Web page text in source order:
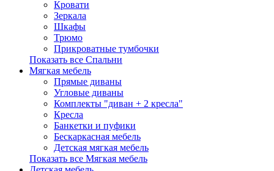
Кровати
Зеркала
Шкафы
Трюмо
Прикроватные тумбочки
Показать все Спальни
Мягкая мебель
Прямые диваны
Угловые диваны
Комплекты "диван + 2 кресла"
Кресла
Банкетки и пуфики
Бескаркасная мебель
Детская мягкая мебель
Показать все Мягкая мебель